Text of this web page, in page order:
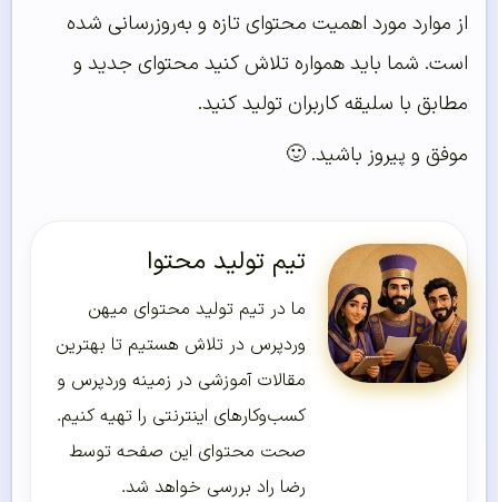
از موارد مورد اهمیت محتوای تازه و به‌روزرسانی شده
است. شما باید همواره تلاش کنید محتوای جدید و
مطابق با سلیقه کاربران تولید کنید.
موفق و پیروز باشید. 🙂
تیم تولید محتوا
ما در تیم تولید محتوای میهن
وردپرس در تلاش هستیم تا بهترین
مقالات آموزشی در زمینه وردپرس و
کسب‌و‌کارهای اینترنتی را تهیه کنیم.
صحت محتوای این صفحه توسط
رضا راد بررسی خواهد شد.